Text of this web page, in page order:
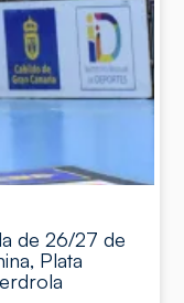
de 26/27 de
Plata